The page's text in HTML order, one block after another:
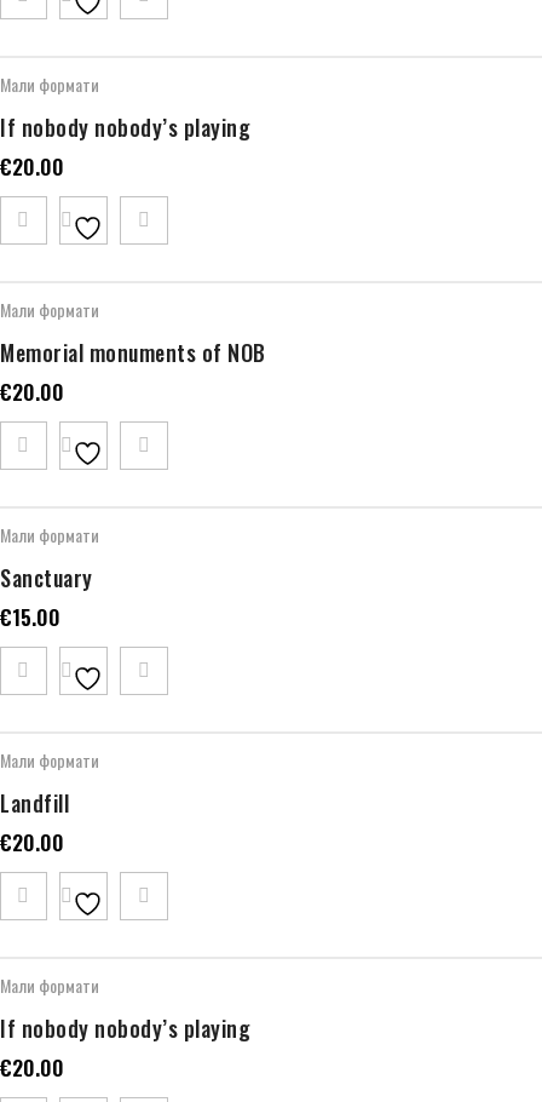
Мали формати
If nobody nobody’s playing
€20.00
Мали формати
Memorial monuments of NOB
€20.00
Мали формати
Sanctuary
€15.00
Мали формати
Landfill
€20.00
Мали формати
If nobody nobody’s playing
€20.00